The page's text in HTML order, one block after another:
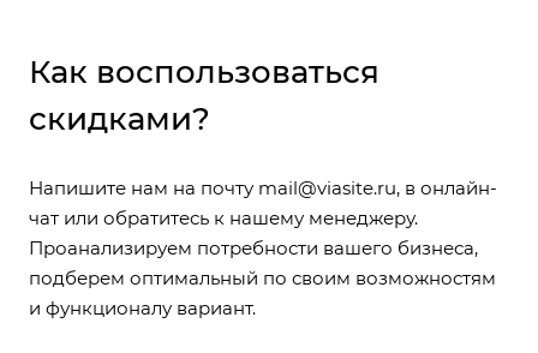
Как воспользоваться
скидками?
Напишите нам на почту mail@viasite.ru, в онлайн-
чат или обратитесь к нашему менеджеру.
Проанализируем потребности вашего бизнеса,
подберем оптимальный по своим возможностям
и функционалу вариант.